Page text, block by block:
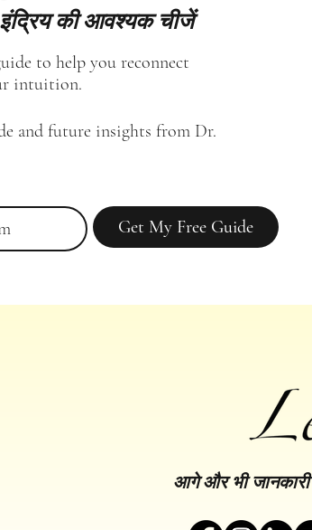
की आवश्यक चीजें
to help you reconnect
intuition.
and future insights from Dr.
Get My Free Guide
आगे और भी